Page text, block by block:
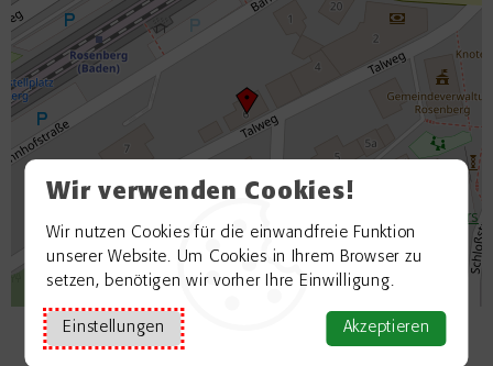
Wir verwenden Cookies!
Wir nutzen Cookies für die einwandfreie Funktion
unserer Website. Um Cookies in Ihrem Browser zu
setzen, benötigen wir vorher Ihre Einwilligung.
Einstellungen Akzeptieren
OpenStreetMap contributors